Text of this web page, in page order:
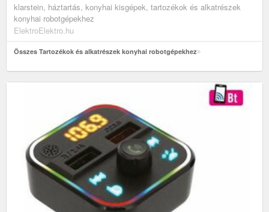
klarstein, háztartás, konyhai kisgépek, tartozékok és alkatrészek
konyhai robotgépekhez
ElektroElektro.hu
Összes Tartozékok és alkatrészek konyhai robotgépekhez